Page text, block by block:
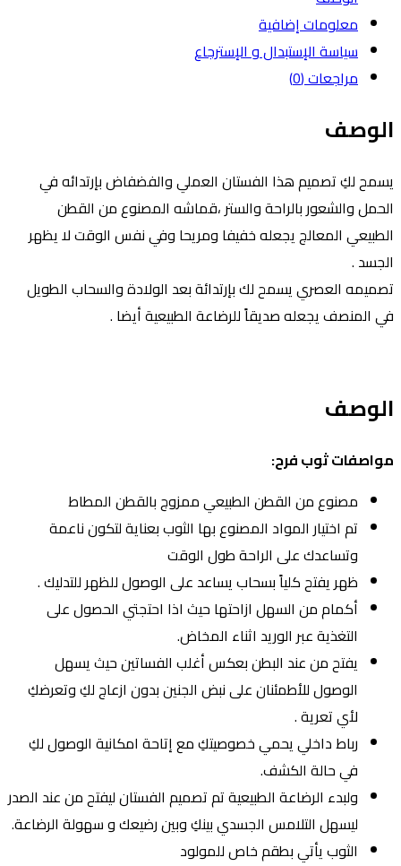
معلومات إضافية
سياسة الإستبدال و الإسترجاع
مراجعات (0)
لكِ تصميم هذا الفستان العملي والفضفاض بإرتدائه في
والشعور بالراحة والستر ،قماشه المصنوع من القطن
المعالج يجعله خفيفا ومريحا وفي نفس الوقت لا يظهر
.
العصري يسمح لك بإرتدائة بعد الولادة والسحاب الطويل
المنصف يجعله صديقاً للرضاعة الطبيعية أيضا .
ثوب فرح:
مصنوع من القطن الطبيعي ممزوج بالقطن المطاط
تم اختيار المواد المصنوع بها الثوب بعناية لتكون ناعمة
وتساعدك على الراحة طول الوقت
ظهر يفتح كلياً بسحاب يساعد على الوصول للظهر للتدليك .
أكمام من السهل ازاحتها حيث اذا احتجتي الحصول على
التغذية عبر الوريد اثناء المخاض.
يفتح من عند البطن بعكس أغلب الفساتين حيث يسهل
الوصول للأطمئنان على نبض الجنين بدون ازعاج لكِ وتعرضكِ
لأي تعرية .
رباط داخلي يحمي خصوصيتكِ مع إتاحة امكانية الوصول لكِ
في حالة الكشف.
ولبدء الرضاعة الطبيعية تم تصميم الفستان ليفتح من عند الصدر
ليسهل التلامس الجسدي بينكِ وبين رضيعك و سهولة الرضاعة.
الثوب يأتي بطقم خاص للمولود